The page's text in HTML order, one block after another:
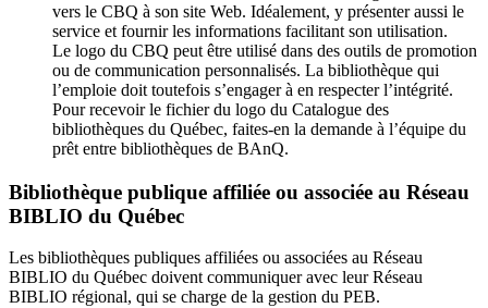
vers le CBQ à son site Web. Idéalement, y présenter aussi le
service et fournir les informations facilitant son utilisation.
Le logo du CBQ peut être utilisé dans des outils de promotion
ou de communication personnalisés. La bibliothèque qui
l’emploie doit toutefois s’engager à en respecter l’intégrité.
Pour recevoir le fichier du logo du Catalogue des
bibliothèques du Québec, faites-en la demande à l’équipe du
prêt entre bibliothèques de BAnQ.
Bibliothèque publique affiliée ou associée au Réseau
BIBLIO du Québec
Les bibliothèques publiques affiliées ou associées au Réseau
BIBLIO du Québec doivent communiquer avec leur Réseau
BIBLIO régional, qui se charge de la gestion du PEB.